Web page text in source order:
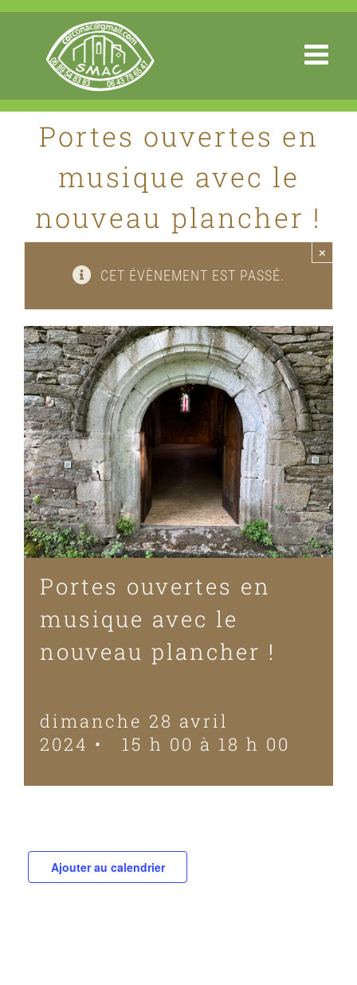
Passer
contenu
Portes ouvertes en
musique avec le
nouveau plancher !
×
CET ÉVÈNEMENT EST PASSÉ.
Portes ouvertes en
musique avec le
nouveau plancher !
dimanche 28 avril
2024 • 15 h 00 à 18 h 00
Ajouter au calendrier